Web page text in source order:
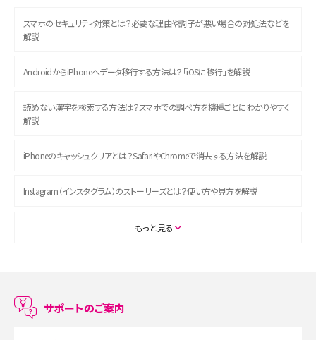
スマホのセキュリティ対策とは？必要な理由や調子が悪い場合の対処法などを
解説
AndroidからiPhoneへデータ移行する方法は？「iOSに移行」を解説
読めない漢字を検索する方法は？スマホでの調べ方を機種ごとにわかりやすく
解説
iPhoneのキャッシュクリアとは？SafariやChromeで消去する方法を解説
Instagram（インスタグラム）のストーリーズとは？使い方や見方を解説
ASMRとは？初心者向けの代表ジャンルや楽しみ方を解説
LINEで友だちを削除する方法は？方法ごとの影響や復活・復元する方法も解説
もっと見る
サポートのご案内